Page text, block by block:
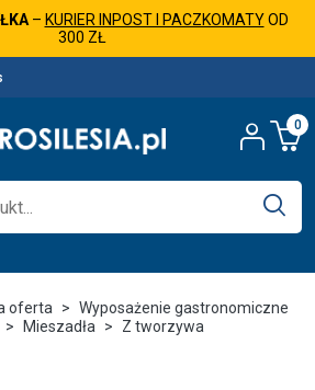
– KURIER INPOST I PACZKOMATYOD
300 ZŁ
0
oferta
Wyposażenie gastronomiczne
Mieszadła Z tworzywa